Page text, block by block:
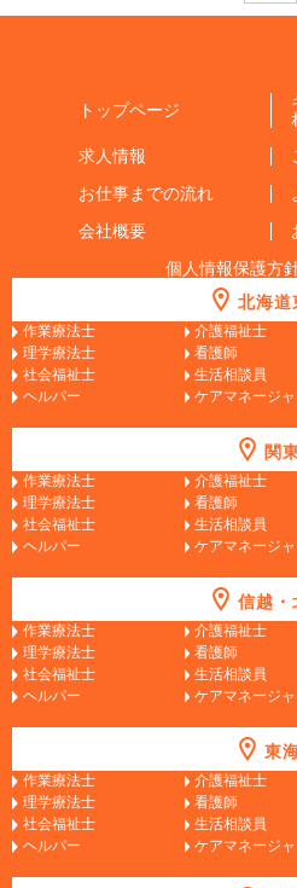
トップページ
求人情報
お仕事までの流れ
会社概要
個人情報保護方
北海道
作業療法士 介護福祉士
理学療法士
看護師
社会福祉士
生活相談員
ヘルパー
ケアマネージ
関
作業療法士 介護福祉士
理学療法士
看護師
社会福祉士
生活相談員
ヘルパー
ケアマネージ
信越・
作業療法士 介護福祉士
理学療法士
看護師
社会福祉士
生活相談員
ヘルパー
ケアマネージ
東
作業療法士 介護福祉士
理学療法士
看護師
社会福祉士
生活相談員
ヘルパー
ケアマネージ